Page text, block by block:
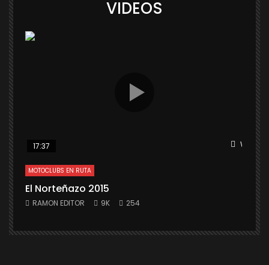
VIDEOS
Watch
17:37
MOTOCLUBS EN RUTA
El Norteñazo 2015
RAMON EDITOR 9K 254